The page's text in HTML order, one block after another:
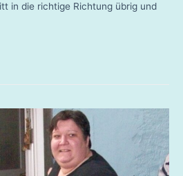
in die richtige Richtung übrig und